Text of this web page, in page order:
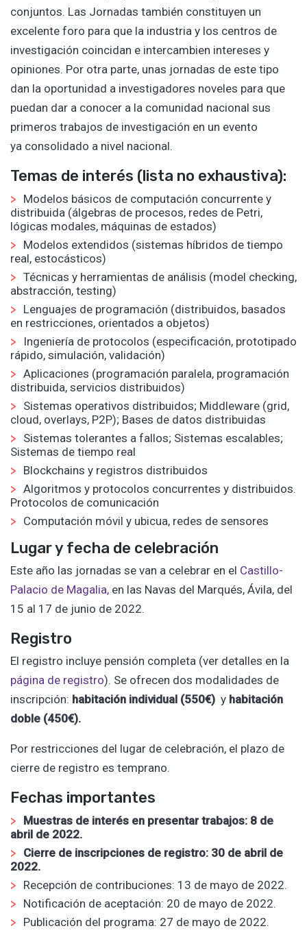
conjuntos. Las Jornadas también constituyen un
excelente foro para que la industria y los centros de
investigación coincidan e intercambien intereses y
opiniones. Por otra parte, unas jornadas de este tipo
dan la oportunidad a investigadores noveles para que
puedan dar a conocer a la comunidad nacional sus
primeros trabajos de investigación en un evento
ya consolidado a nivel nacional.
Temas de interés (lista no exhaustiva):
Modelos básicos de computación concurrente y
distribuida (álgebras de procesos, redes de Petri,
lógicas modales, máquinas de estados)
Modelos extendidos (sistemas híbridos de tiempo
real, estocásticos)
Técnicas y herramientas de análisis (model checking,
abstracción, testing)
Lenguajes de programación (distribuidos, basados
en restricciones, orientados a objetos)
Ingeniería de protocolos (especificación, prototipado
rápido, simulación, validación)
Aplicaciones (programación paralela, programación
distribuida, servicios distribuidos)
Sistemas operativos distribuidos; Middleware (grid,
cloud, overlays, P2P); Bases de datos distribuidas
Sistemas tolerantes a fallos; Sistemas escalables;
Sistemas de tiempo real
Blockchains y registros distribuidos
Algoritmos y protocolos concurrentes y distribuidos.
Protocolos de comunicación
Computación móvil y ubicua, redes de sensores
Lugar y fecha de celebración
Este año las jornadas se van a celebrar en el Castillo-
Palacio de Magalia, en las Navas del Marqués, Ávila, del
15 al 17 de junio de 2022.
Registro
El registro incluye pensión completa (ver detalles en la
página de registro). Se ofrecen dos modalidades de
inscripción: habitación individual (550€) y habitación
doble (450€).
Por restricciones del lugar de celebración, el plazo de
cierre de registro es temprano.
Fechas importantes
Muestras de interés en presentar trabajos: 8 de
abril de 2022.
Cierre de inscripciones de registro: 30 de abril de
2022.
Recepción de contribuciones: 13 de mayo de 2022.
Notificación de aceptación: 20 de mayo de 2022.
Publicación del programa: 27 de mayo de 2022.